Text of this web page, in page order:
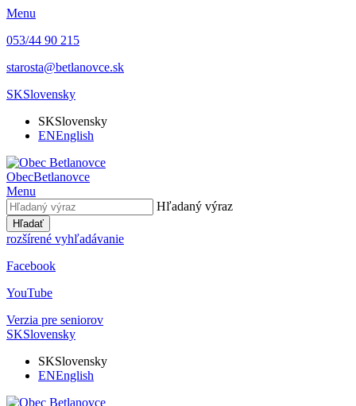
Menu
053/44 90 215
starosta@betlanovce.sk
SKSlovensky
SKSlovensky
ENEnglish
ObecBetlanovce
Menu
Hľadaný výraz
Hľadať
rozšírené vyhľadávanie
Facebook
YouTube
Verzia pre seniorov
SKSlovensky
SKSlovensky
ENEnglish